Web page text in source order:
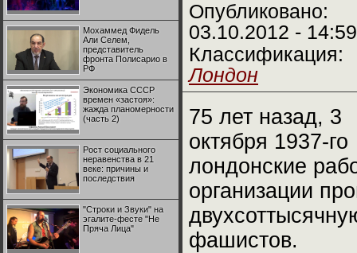
Мохаммед Фидель
Али Селем,
представитель
фронта Полисарио в
РФ
Экономика СССР
времен «застоя»:
жажда планомерности
(часть 2)
Рост социального
неравенства в 21
веке: причины и
последствия
"Строки и Звуки" на
эгалите-фесте "Не
Пряча Лица"
Опубликовано:
03.10.2012 - 14:59
Классификация:
Лондон
75 лет назад, 3
октября 1937-го
лондонские
организации
фашистов.